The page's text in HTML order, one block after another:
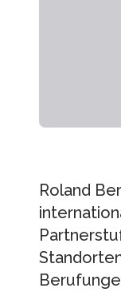
Roland